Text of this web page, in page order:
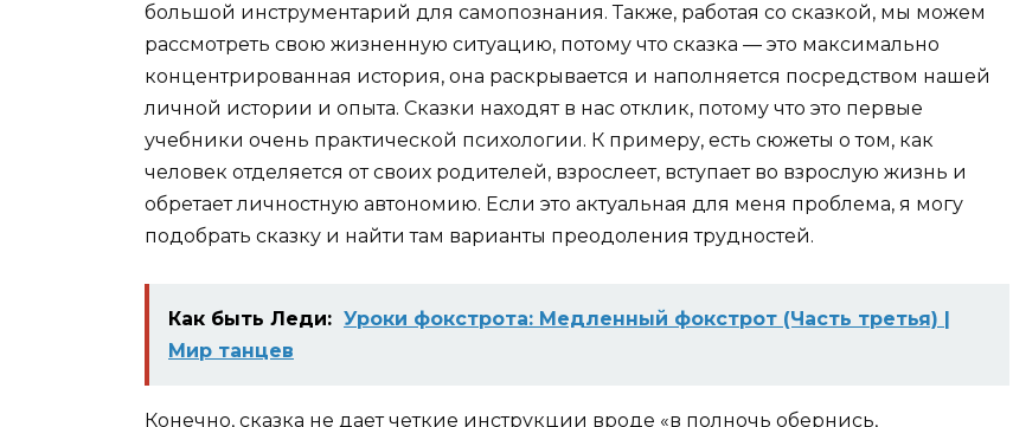
большой инструментарий для самопознания. Также, работая со сказкой, мы можем
рассмотреть свою жизненную ситуацию, потому что сказка — это максимально
концентрированная история, она раскрывается и наполняется посредством нашей
личной истории и опыта. Сказки находят в нас отклик, потому что это первые
учебники очень практической психологии. К примеру, есть сюжеты о том, как
человек отделяется от своих родителей, взрослеет, вступает во взрослую жизнь и
обретает личностную автономию. Если это актуальная для меня проблема, я могу
подобрать сказку и найти там варианты преодоления трудностей.
Как быть Леди: Уроки фокстрота: Медленный фокстрот (Часть третья) |
Мир танцев
Конечно, сказка не дает четкие инструкции вроде «в полночь обернись,